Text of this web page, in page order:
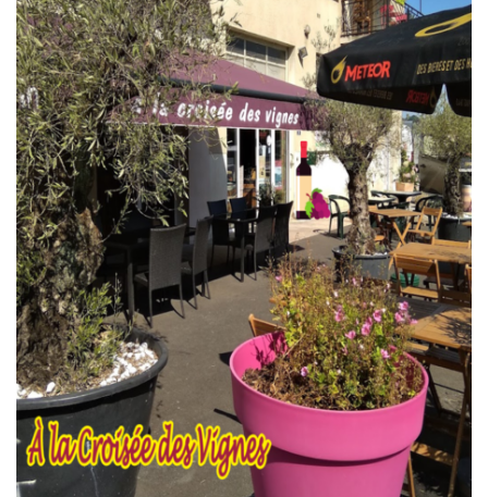
1. Cartes Cadeaux
Laissez-les choisir leur propre cadeau avec nos
cartes cadeaux personnalisables. Une attention
parfaite pour tous les amateurs de plaisirs
gourmands.
2. Ateliers Dégustation
Offrez une expérience inoubliable avec nos ateliers
dégustation. Parfait pour les passionnés de vin ou
de bière.
🌟 Commandez Dès Maintenant!
Ne laissez pas le stress des fêtes vous submerger.
Commandez dès maintenant et offrez des cadeaux
qui laisseront une impression durable.